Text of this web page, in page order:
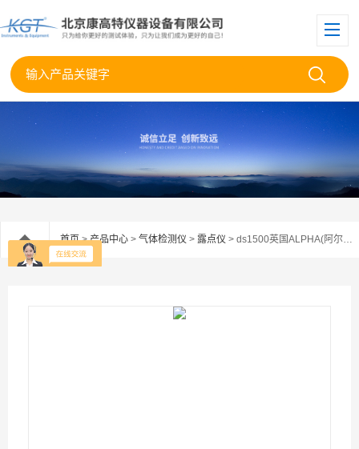
首页>产品中心 > 气体检测仪 > 露点仪 > ds1500英国ALPHA(阿尔法) DS1500露点仪显示屏